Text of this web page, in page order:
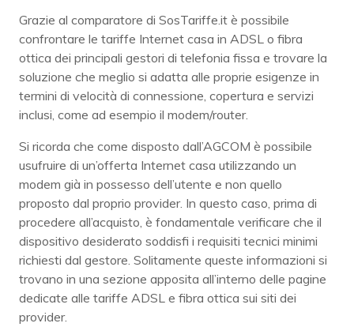
Grazie al comparatore di SosTariffe.it è possibile
confrontare le tariffe Internet casa in ADSL o fibra
ottica dei principali gestori di telefonia fissa e trovare la
soluzione che meglio si adatta alle proprie esigenze in
termini di velocità di connessione, copertura e servizi
inclusi, come ad esempio il modem/router.
Si ricorda che come disposto dall’AGCOM è possibile
usufruire di un’offerta Internet casa utilizzando un
modem già in possesso dell’utente e non quello
proposto dal proprio provider. In questo caso, prima di
procedere all’acquisto, è fondamentale verificare che il
dispositivo desiderato soddisfi i requisiti tecnici minimi
richiesti dal gestore. Solitamente queste informazioni si
trovano in una sezione apposita all’interno delle pagine
dedicate alle tariffe ADSL e fibra ottica sui siti dei
provider.